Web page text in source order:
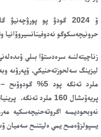
ۆ 2024 گودۋ پو
حرونيچەسكوگو نەدوفينانسيروۆانيا
زناچيتەلنىە سرەدستۆا بىلي
ليزينگ سەلحوزتەحنيكي. ۆپەرۆىە
ملرد تەنگە پود 5% گودوۆىح
–
پريەۆىشال 160 ملرد تەنگە. پرينياتىە مەرى پوزۆوليلي اگراريام پروۆەستي
نەوبحوديمىە اگروتەحنيچەسكيە
يسپولزۋەمىح يمي ەليتنىح سەميان ۆىروسلا